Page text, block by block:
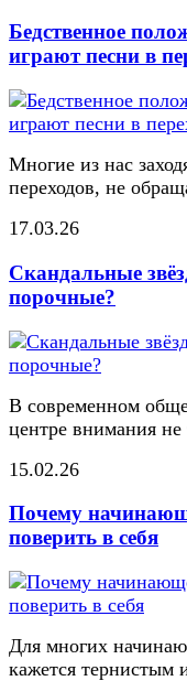
Бедственное
играют песни в
Многие из нас
переходов, не
17.03.26
Скандальные
порочные?
В современном
центре внимания не
15.02.26
Почему
поверить в себя
Для многих
кажется